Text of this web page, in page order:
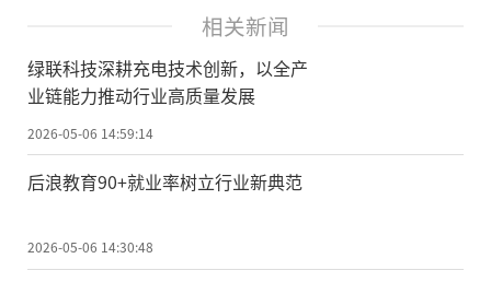
相关新闻
绿联科技深耕充电技术创新，以全产
业链能力推动行业高质量发展
2026-05-06 14:59:14
后浪教育90+就业率树立行业新典范
2026-05-06 14:30:48